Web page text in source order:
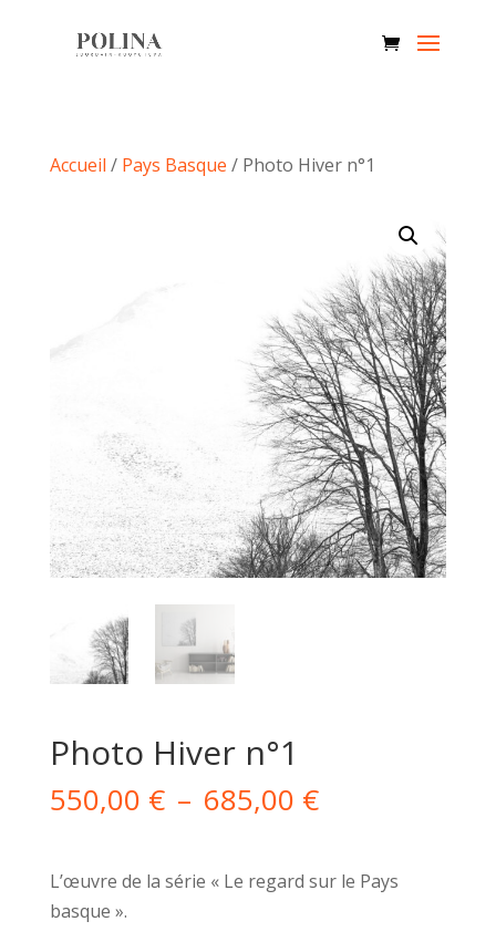
Accueil / Pays Basque / Photo Hiver n°1
Photo Hiver n°1
550,00 € – 685,00 €Plage
550,00 €
L’œuvre de la série « Le regard sur le Pays
basque ».